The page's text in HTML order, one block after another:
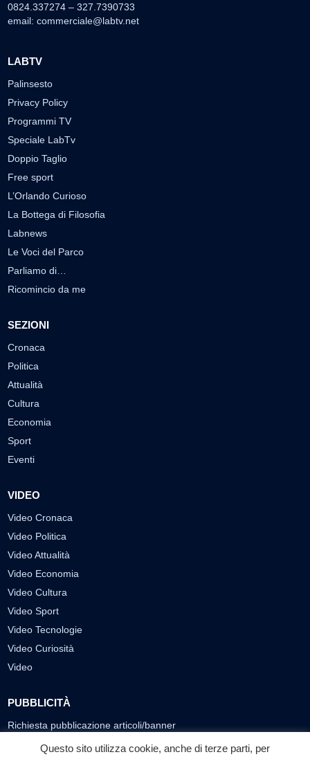
0824.337274 – 327.7390733
email: commerciale@labtv.net
LABTV
Palinsesto
Privacy Policy
Programmi TV
Speciale LabTv
Doppio Taglio
Free sport
L’Orlando Curioso
La Bottega di Filosofia
Labnews
Le Voci del Parco
Parliamo di…
Ricomincio da me
SEZIONI
Cronaca
Politica
Attualità
Cultura
Economia
Sport
Eventi
VIDEO
Video Cronaca
Video Politica
Video Attualità
Video Economia
Video Cultura
Video Sport
Video Tecnologie
Video Curiosità
Video
PUBBLICITÀ
Richiesta pubblicazione articoli/banner
SEGUICI SUI SOCIAL
Questo sito utilizza cookie, anche di terze parti, per